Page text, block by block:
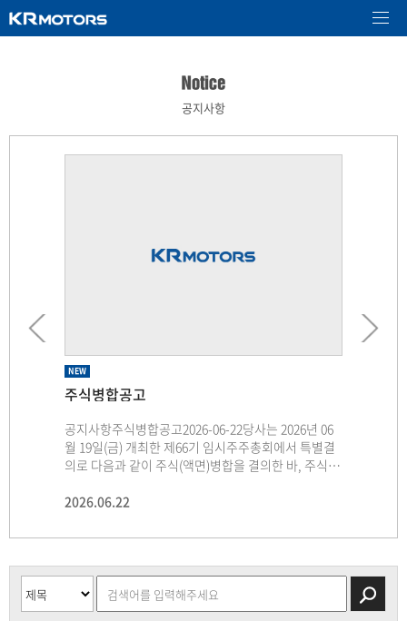
공지사항
NEW
소규모합병을 위한 기준일 지정 공고
케이알모터스 주식회사(“회사”)
는 2026년7월 27일 개최된 이사회에서 주식회사 다이
흡수합병하기로 결정하였습니다. 위 흡수합병은 상
여, 주주총회의 승인을 이사회의 승인으로 갈음하고자
관 제14조에 의거하여, 2026년 8월 11일을 기준으로
주주명부에 기재되어 있는 주주에게 위 흡수합병을 소
규모합병으로 진행하는 것에 대한 반대의
2026.07.27
NEW
주식병합공고
공지사항주식병합공고2026-06-22당사는 2026년 06
월 19일(금) 개최한 제66기 임시주주총회에서 특별결
의로 다음과 같이 주식(액면)병합을 결의한 바, 주식∙
년 07월 07일(화)(주식병합 효력발생일) 당사의 액면금
주식 1주로 병합됨을 공고합니다. 1. 주식병합의 목
가치 제고2. 주식병합 내용: 액면가 500원의 보통주 5
주를 액면가 2,500원의 보통주 1주로 병합 구분 병합
전 병합 후 주식의 종류 보통주 보통주 1주당 액면가액
2026.06.22
NEW
제 66기 임시주주총회 소집공고
주주총회 소집공고
(제66기 임시주주총회)주주님의 건승과 댁내의
평안을 기원합니다.우리회사 정관 제19조에 의하여 제
여 주시기 바라며,의결권 있는 발행주식총수의 100분
조의4 및 당사 정관 제21조에 의거 본 공고로 소집통지
일 시 : 2026년 6월 19일(금) 오전 09시 00분2. 장 소 :
경상남도 창원시 성산구 완암로 28 케이알모터스 주식
회사 대강당3. 회의목적사항 가 . 의결사항(부의안
2026.06.04
NEW
제 66기 임시주주총회 기준일 공고
임시주주총회 소집공고(임시주주총회)주주님의 건승
과 댁내의 평안을 기원합니다.정관 제14조에 의하여
임시주주총회를 다음과 같이 개최하오니 참석하여 주
이하의 주식을 소유한 소액주주에게는 상법 제542조
를 갈음하오니 양지하여 주시기 바랍니다. - 다
2026년 05월 26일)
2026.05.11
NEW
제 65기 주주총회 소집공고
주주총회 소집공고(제65기 정기주주총회)주주님의 건
승과 댁내의 평안을 기원합니다.우리회사 정관 제19조
에 의하여 제65기 정기주주총회를 다음과 같이 개최하
총수의 100분의1 이하의 주식을 소유한 소액주주에게
고로 소집통지를 갈음하오니 양지하여 주시기 바랍니
0분2. 장 소 : 경상남도 창원시 성산구 완암로 28 케이
알모터스 주식회사 대강당3. 보고사항 1) 감사보고 2)
내부회계관리제도 운영실태보고 3) 영업보고4. 부의
2026.03.13